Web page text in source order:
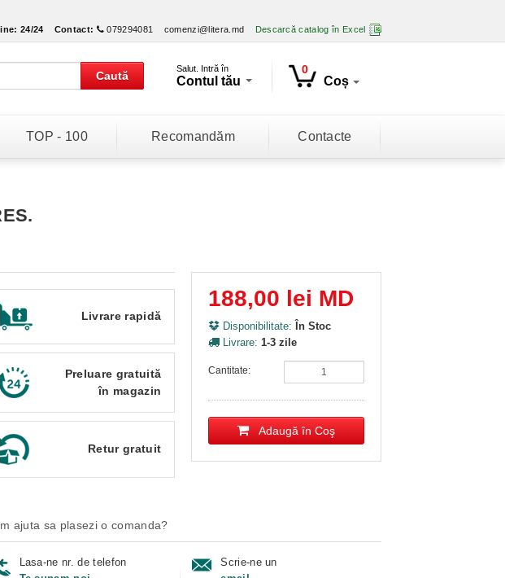
24/24 Contact: 079294081 comenzi@litera.md Descarcă catalog în Excel
Caută
Salut. Intră în
Contul tău
0
Coș
TOP - 100 Recomandăm Contacte
Livrare rapidă
Preluare gratuită
în magazin
Retur gratuit
188,00 lei MD
Disponibilitate: În Stoc
Livrare: 1-3 zile
Cantitate:
Adaugă în Coş
ajuta sa plasezi o comanda?
Lasa-ne nr. de telefon
Scrie-ne un